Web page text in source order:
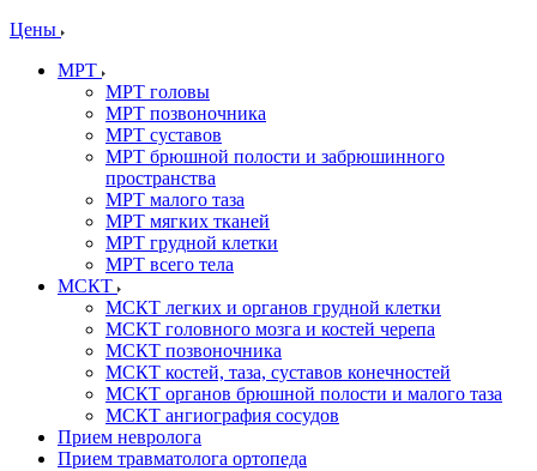
Цены
МРТ
МРТ головы
МРТ позвоночника
МРТ суставов
МРТ брюшной полости и забрюшинного
пространства
МРТ малого таза
МРТ мягких тканей
МРТ грудной клетки
МРТ всего тела
МСКТ
МСКТ легких и органов грудной клетки
МСКТ головного мозга и костей черепа
МСКТ позвоночника
МСКТ костей, таза, суставов конечностей
МСКТ органов брюшной полости и малого таза
МСКТ ангиография сосудов
Прием невролога
Прием травматолога ортопеда